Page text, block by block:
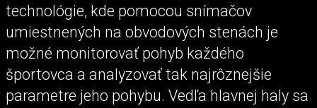
technológie, kde pomocou snímačov
umiestnených na obvodových stenách je
možné monitorovať pohyb každého
športovca a analyzovať tak najrôznejšie
parametre jeho pohybu. Vedľa hlavnej haly sa